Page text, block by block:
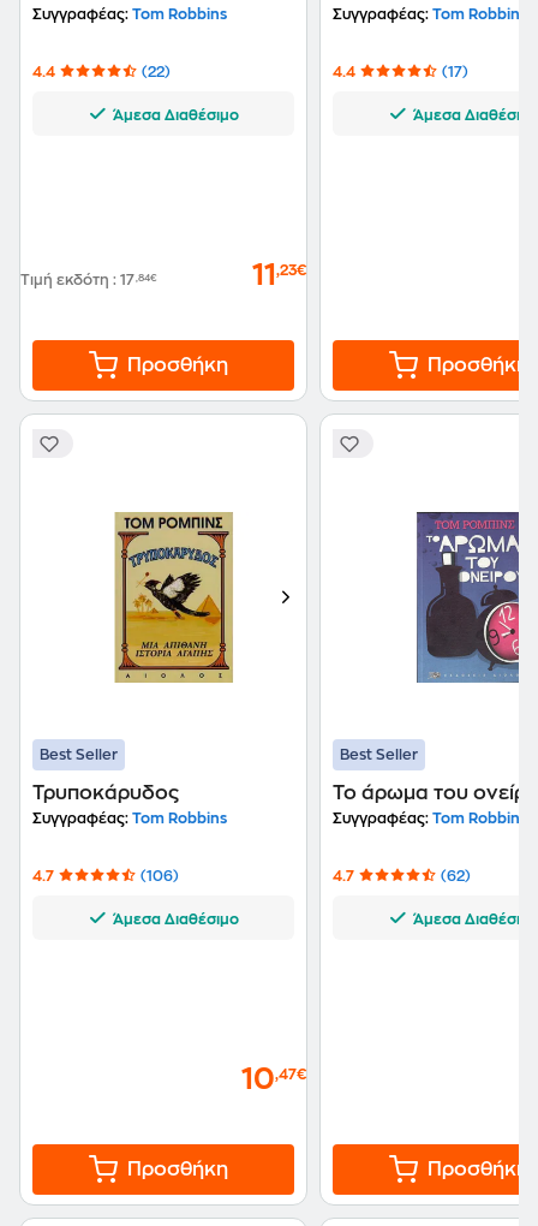
Συγγραφέας: Tom Robbins
4.4 (22)
Άμεσα Διαθέσιμο
Τιμή εκδότη : 17,84€ 11 ,23€
Προσθήκη
Συγγραφέας: Tom Robbins
4.4 (17)
Άμεσα Διαθέσιμο
Προσθήκη
Best Seller
Τρυποκάρυδος
Συγγραφέας: Tom Robbins
4.7 (106)
Άμεσα Διαθέσιμο
10,47€
Προσθήκη
Best Seller
Το άρωμα του
Συγγραφέας: Tom Robbins
4.7 (62)
Άμεσα Διαθέσιμο
Προσθήκη